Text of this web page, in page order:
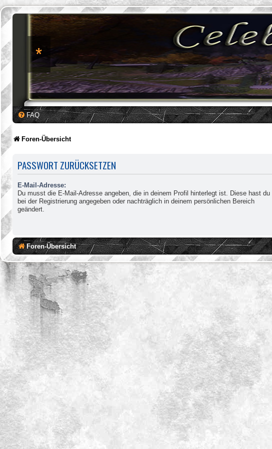
*
FAQ
Foren-Übersicht
PASSWORT ZURÜCKSETZEN
E-Mail-Adresse:
Du musst die E-Mail-Adresse angeben, die in deinem Profil hinterlegt ist. Diese hast du
bei der Registrierung angegeben oder nachträglich in deinem persönlichen Bereich
geändert.
Foren-Übersicht